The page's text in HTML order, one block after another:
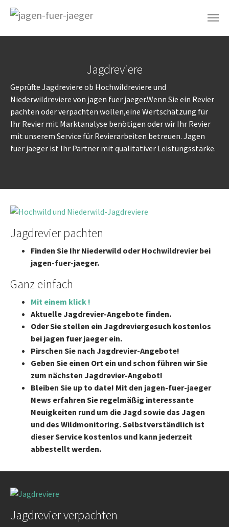
Jagdreviere
Geprüfte Jagdreviere ob Hochwildreviere und
Niederwildreviere von jagen fuer jaeger.Wenn Sie ein Revier
pachten oder verpachten wollen,eine Wertschätzung für
Ihr Revier mit Marktanalyse benötigen oder wir Ihr Revier
mit unserem Service für Revierarbeiten betreuen. Jagen
fuer jaeger ist Ihr Partner mit qualitativer Leistungsstärke.
Jagdrevier pachten
Finden Sie Ihr Niederwild oder Hochwildrevier bei
jagen-fuer-jaeger.
Ganz einfach
Mit einem klick !
Aktuelle Jagdrevier-Angebote finden.
Oder Sie stellen ein Jagdreviergesuch kostenlos
bei jagen fuer jaeger ein.
Pirschen Sie nach Jagdrevier-Angebote!
Geben Sie einen Ort ein und schon führen wir Sie
zum nächsten Jagdrevier-Angebot!
Bleiben Sie up to date! Mit den jagen-fuer-jaeger
News erfahren Sie regelmäßig interessante
Neuigkeiten rund um die Jagd sowie das Jagen
und des Wildmonitoring. Selbstverständlich ist
dieser Service kostenlos und kann jederzeit
abbestellt werden.
Jagdrevier verpachten